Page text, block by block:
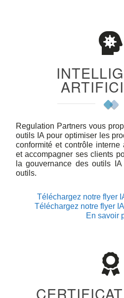
Regulation Partners vous
outils IA pour optimiser les
conformité et contrôle
et accompagner ses clients
la gouvernance des outils
outils.
Téléchargez notre flyer
Téléchargez notre flyer
En savoir